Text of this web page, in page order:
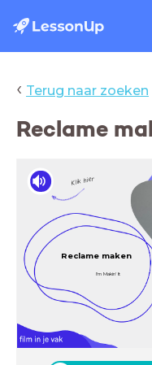
‹ Terug naar zoeken
Reclame
Reclame maken
I'm Makin' It
Klik hier